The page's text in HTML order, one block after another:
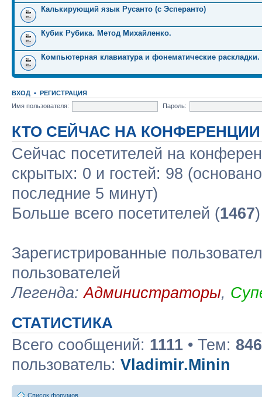
Калькирующий язык Русанто (с Эсперанто)
Кубик Рубика. Метод Михайленко.
Компьютерная клавиатура и фонематические раскладки.
ВХОД • РЕГИСТРАЦИЯ
Имя пользователя:
Пароль:
КТО СЕЙЧАС НА КОНФЕРЕНЦИИ
Сейчас посетителей на
скрытых: 0 и гостей: 98
последние 5 минут)
Больше всего посетителей (1467
Зарегистрированные
пользователей
Легенда:Администраторы,
СТАТИСТИКА
Всего сообщений: 1111 • Тем: 846
пользователь: Vladimir.Minin
Список форумов